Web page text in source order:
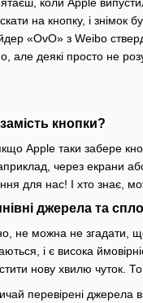
коли Apple
на кнопку, і знімок
«OvO» з Weibo
але деякі просто не
кнопки?
Apple таки забере
через екрани
для нас! І хто знає,
джерела та
не можна не згадати,
і є висока
нову хвилю чуток.
перевірені джерела